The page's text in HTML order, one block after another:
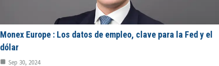
Monex Europe : Los datos de empleo, clave para la Fed y el
dólar
Sep 30, 2024